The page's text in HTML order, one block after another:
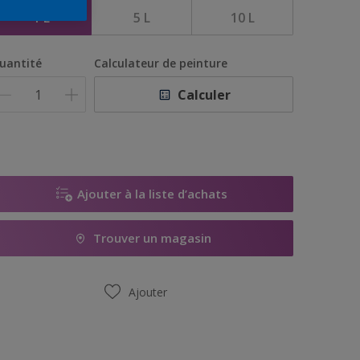
1 L 5 L 10 L
Calculateur de peinture
Calculer
Ajouter à la liste d’achats
Trouver un magasin
Ajouter